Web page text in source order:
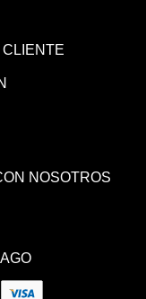
CLIENTE
NOSOTROS